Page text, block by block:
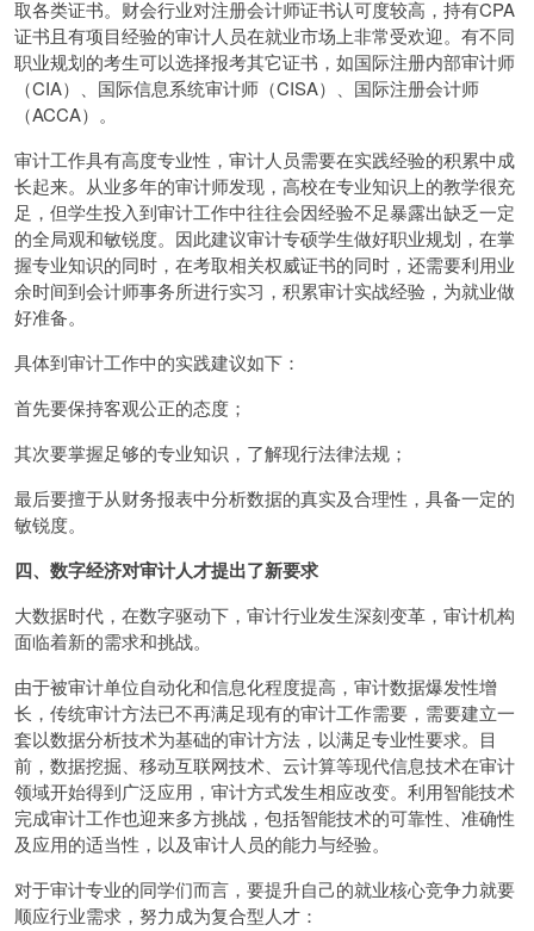
取各类证书。财会行业对注册会计师证书认可度较高，持有CPA
证书且有项目经验的审计人员在就业市场上非常受欢迎。有不同
职业规划的考生可以选择报考其它证书，如国际注册内部审计师
（CIA）、国际信息系统审计师（CISA）、国际注册会计师
（ACCA）。
审计工作具有高度专业性，审计人员需要在实践经验的积累中成
长起来。从业多年的审计师发现，高校在专业知识上的教学很充
足，但学生投入到审计工作中往往会因经验不足暴露出缺乏一定
的全局观和敏锐度。因此建议审计专硕学生做好职业规划，在掌
握专业知识的同时，在考取相关权威证书的同时，还需要利用业
余时间到会计师事务所进行实习，积累审计实战经验，为就业做
好准备。
具体到审计工作中的实践建议如下：
首先要保持客观公正的态度；
其次要掌握足够的专业知识，了解现行法律法规；
最后要擅于从财务报表中分析数据的真实及合理性，具备一定的
敏锐度。
四、数字经济对审计人才提出了新要求
大数据时代，在数字驱动下，审计行业发生深刻变革，审计机构
面临着新的需求和挑战。
由于被审计单位自动化和信息化程度提高，审计数据爆发性增
长，传统审计方法已不再满足现有的审计工作需要，需要建立一
套以数据分析技术为基础的审计方法，以满足专业性要求。目
前，数据挖掘、移动互联网技术、云计算等现代信息技术在审计
领域开始得到广泛应用，审计方式发生相应改变。利用智能技术
完成审计工作也迎来多方挑战，包括智能技术的可靠性、准确性
及应用的适当性，以及审计人员的能力与经验。
对于审计专业的同学们而言，要提升自己的就业核心竞争力就要
顺应行业需求，努力成为复合型人才：